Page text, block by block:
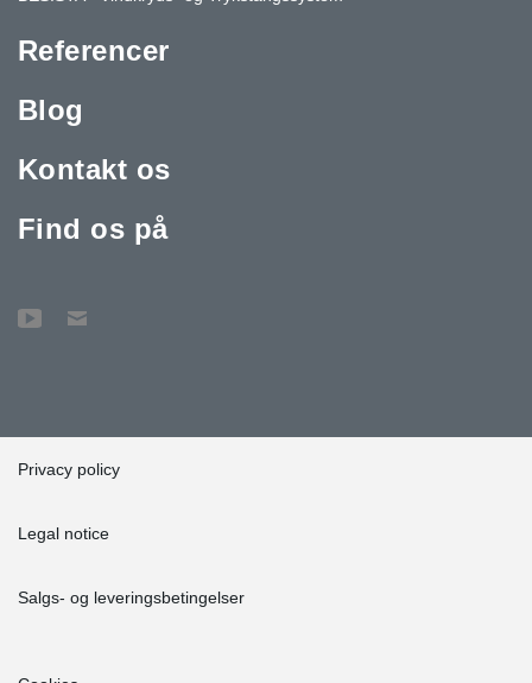
Referencer
Blog
Kontakt os
Find os på
Privacy policy
Legal notice
Salgs- og leveringsbetingelser